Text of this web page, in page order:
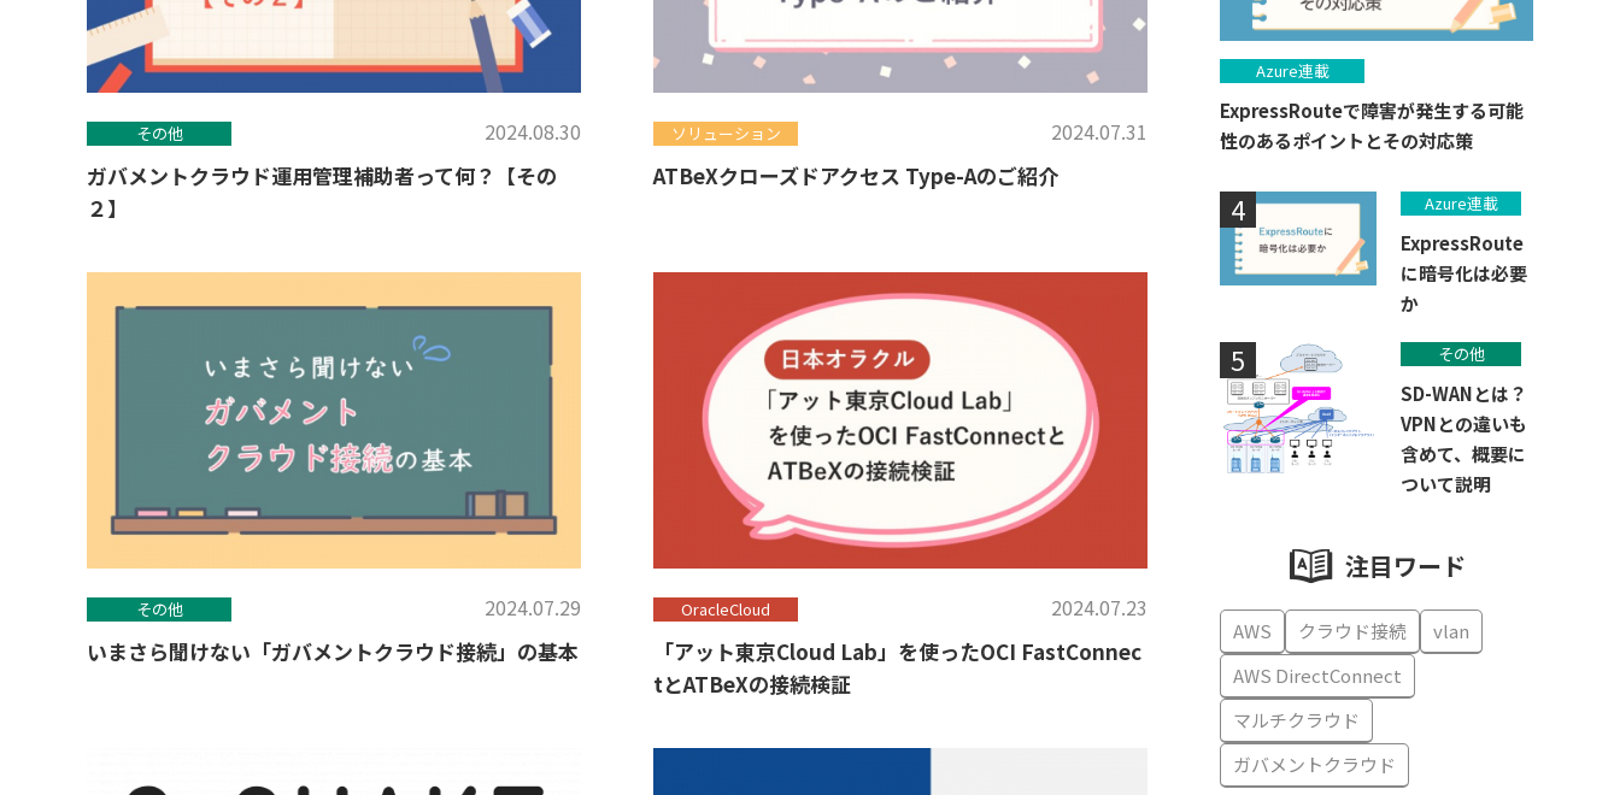
その他 2024.08.30
ガバメントクラウド運用管理補助者って何？【その
２】
ソリューション 2024.07.31
ATBeXクローズドアクセス Type-Aのご紹介
その他 2024.07.29
いまさら聞けない「ガバメントクラウド接続」の基本
OracleCloud 2024.07.23
「アット東京Cloud Lab」を使ったOCI FastConnec
tとATBeXの接続検証
Azure連載
ExpressRouteで障害が発生する可能
性のあるポイントとその対応策
Azure連載
ExpressRoute
に暗号化は必要
か
その他
SD-WANとは？
VPNとの違いも
含めて、概要に
ついて説明
注目ワード
AWS クラウド接続
vlan
AWS DirectConnect
マルチクラウド
ガバメントクラウド